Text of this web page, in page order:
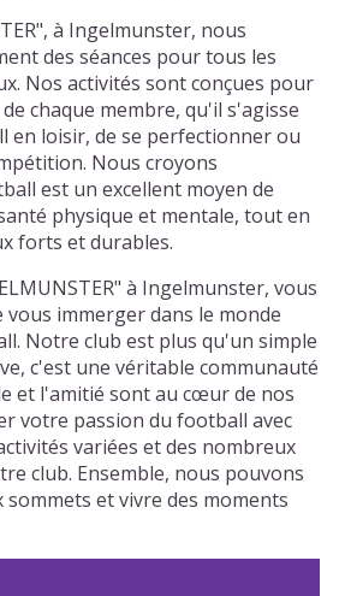
à Ingelmunster, nous
des séances pour tous les
Nos activités sont conçues pour
chaque membre, qu'il s'agisse
en loisir, de se perfectionner ou
Nous croyons
est un excellent moyen de
physique et mentale, tout en
forts et durables.
à Ingelmunster, vous
immerger dans le monde
Notre club est plus qu'un simple
c'est une véritable communauté
et l'amitié sont au cœur de nos
votre passion du football avec
variées et des nombreux
club. Ensemble, nous pouvons
et vivre des moments